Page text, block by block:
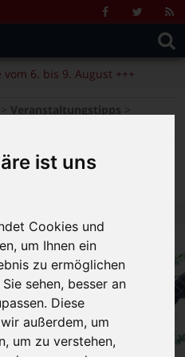
ist uns
Cookies und
um Ihnen ein
zu ermöglichen
sehen, besser an
Diese
außerdem, um
um zu verstehen,
FacebookTwitter
Suche
nach:
6. bis 9. August +++
vom 31.7. bis 9.8. +++
6. bis 9. August +++
vom 31.7. bis 9.8. +++
> Veranstaltungstipps >
„Frühling
28. bis 31. Mai 2026